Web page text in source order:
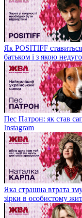
Як POSITIFF
батьком і з якою
Пес Патрон: як став
Instagram
Яка страшна втрата
зірки в особистому